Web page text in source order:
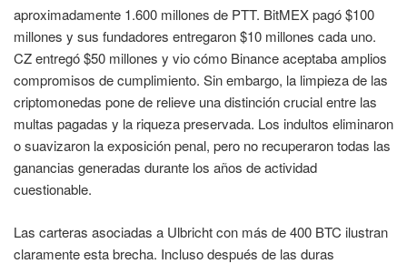
aproximadamente 1.600 millones de PTT. BitMEX pagó $100
millones y sus fundadores entregaron $10 millones cada uno.
CZ entregó $50 millones y vio cómo Binance aceptaba amplios
compromisos de cumplimiento. Sin embargo, la limpieza de las
criptomonedas pone de relieve una distinción crucial entre las
multas pagadas y la riqueza preservada. Los indultos eliminaron
o suavizaron la exposición penal, pero no recuperaron todas las
ganancias generadas durante los años de actividad
cuestionable.
Las carteras asociadas a Ulbricht con más de 400 BTC ilustran
claramente esta brecha. Incluso después de las duras